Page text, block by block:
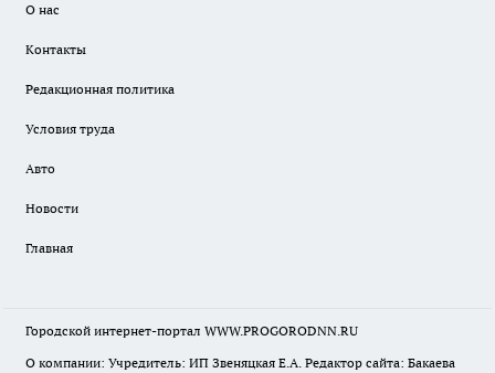
О нас
Контакты
Редакционная политика
Условия труда
Авто
Новости
Главная
Городской интернет-портал WWW.PROGORODNN.RU
О компании: Учредитель: ИП Звеняцкая Е.А. Редактор сайта: Бакаева